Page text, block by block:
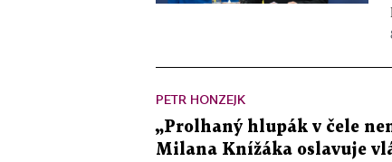
PETR HONZEJK
„Prolhaný hlupák v čele
Milana Knížáka oslavuje